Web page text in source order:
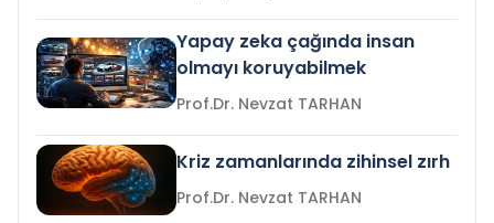
Yapay zeka çağında insan
olmayı koruyabilmek
Prof.Dr. Nevzat TARHAN
Kriz zamanlarında zihinsel zırh
Prof.Dr. Nevzat TARHAN